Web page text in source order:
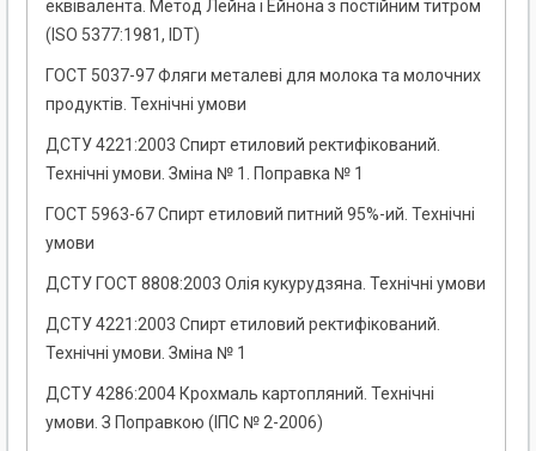
еквівалента. Метод Лейна і Ейнона з постійним титром
(ISO 5377:1981, IDT)
ГОСТ 5037-97 Фляги металеві для молока та молочних
продуктів. Технічні умови
ДСТУ 4221:2003 Спирт етиловий ректифікований.
Технічні умови. Зміна № 1. Поправка № 1
ГОСТ 5963-67 Спирт етиловий питний 95%-ий. Технічні
умови
ДСТУ ГОСТ 8808:2003 Олія кукурудзяна. Технічні умови
ДСТУ 4221:2003 Спирт етиловий ректифікований.
Технічні умови. Зміна № 1
ДСТУ 4286:2004 Крохмаль картопляний. Технічні
умови. З Поправкою (ІПС № 2-2006)